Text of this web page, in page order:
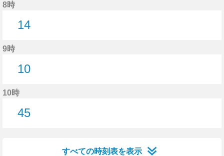
8時
14
9時
10
10時
45
すべての時刻表を表示